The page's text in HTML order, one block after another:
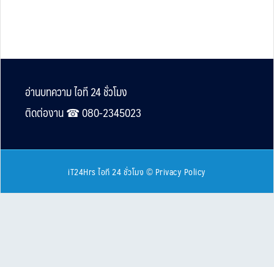
Footer
อ่านบทความ ไอที 24 ชั่วโมง
ติดต่องาน ☎︎ 080-2345023
iT24Hrs ไอที 24 ชั่วโมง © Privacy Policy